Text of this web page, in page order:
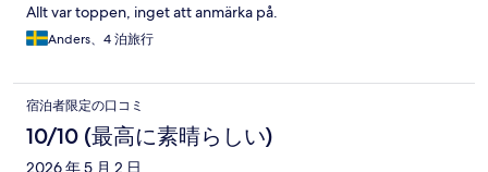
Allt var toppen, inget att anmärka på.
Anders、4 泊旅行
宿泊者限定の口コミ
10/10 (最高に素晴らしい)
2026 年 5 月 2 日